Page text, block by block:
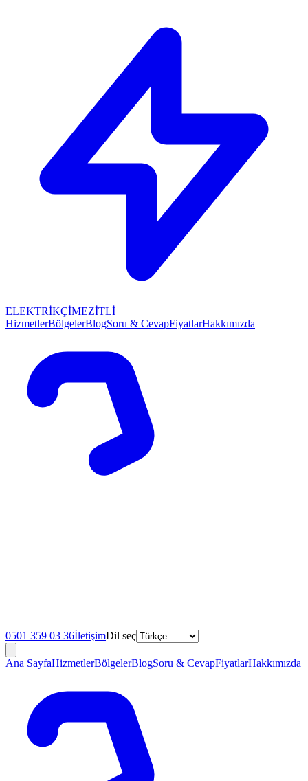
ELEKTRİKÇİMEZİTLİ
HizmetlerBölgelerBlogSoru & CevapFiyatlarHakkımızda
0501 359 03 36İletişimDil seç
Ana SayfaHizmetlerBölgelerBlogSoru & CevapFiyatlarHakkımızda